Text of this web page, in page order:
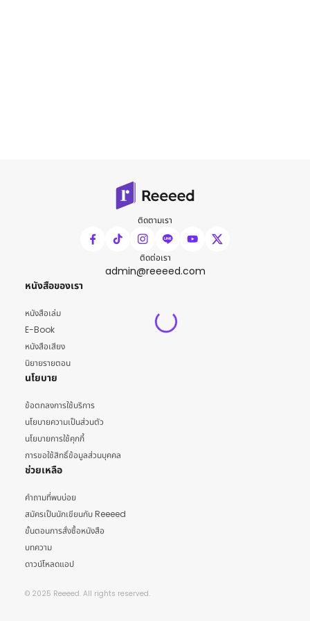
ติดตามเรา
ติดต่อเรา
admin@reeeed.com
หนังสือของเรา
หนังสือเล่ม
E-Book
หนังสือเสียง
นิยายรายตอน
นโยบาย
ข้อตกลงการใช้บริการ
นโยบายความเป็นส่วนตัว
นโยบายการใช้คุกกี้
การขอใช้สิทธิ์ข้อมูลส่วนบุคคล
ช่วยเหลือ
คำถามที่พบบ่อย
สมัครเป็นนักเขียนกับ Reeeed
ขั้นตอนการสั่งซื้อหนังสือ
บทความ
ดาวน์โหลดแอป
© 2025 Reeeed. All rights reserved.